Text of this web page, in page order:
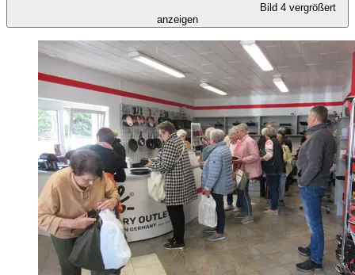
Bild 4 vergrößert
anzeigen